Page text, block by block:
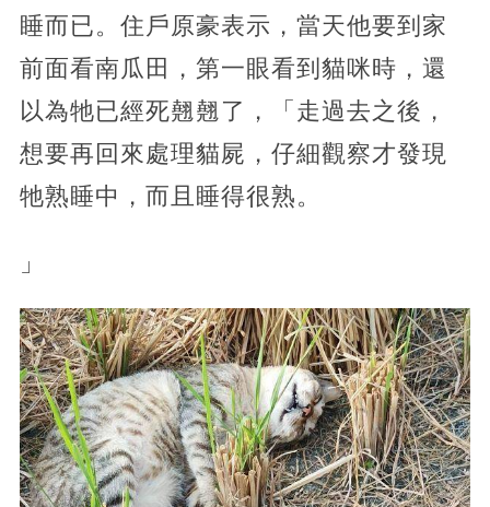
睡而已。住戶原豪表示，當天他要到家
前面看南瓜田，第一眼看到貓咪時，還
以為牠已經死翹翹了，「走過去之後，
想要再回來處理貓屍，仔細觀察才發現
牠熟睡中，而且睡得很熟。
」